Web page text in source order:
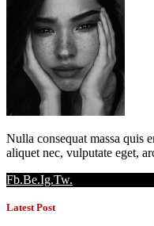
Nulla consequat massa quis
aliquet nec, vulputate eget,
Fb.Be.Ig.Tw.
Latest Post